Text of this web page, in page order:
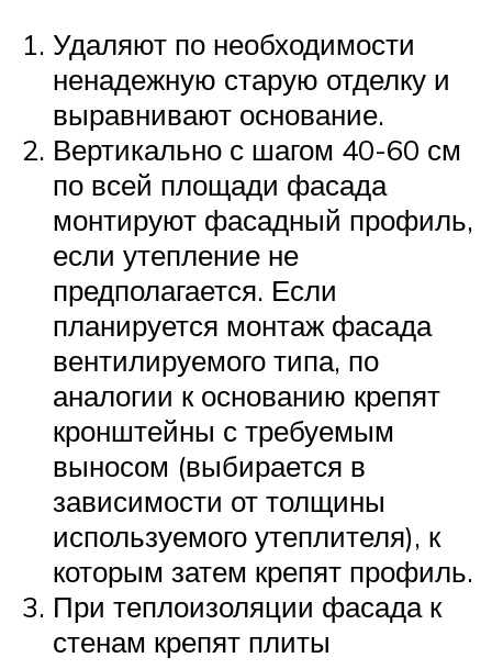
Удаляют по необходимости
ненадежную старую отделку и
выравнивают основание.
Вертикально с шагом 40-60 см
по всей площади фасада
монтируют фасадный профиль,
если утепление не
предполагается. Если
планируется монтаж фасада
вентилируемого типа, по
аналогии к основанию крепят
кронштейны с требуемым
выносом (выбирается в
зависимости от толщины
используемого утеплителя), к
которым затем крепят профиль.
При теплоизоляции фасада к
стенам крепят плиты